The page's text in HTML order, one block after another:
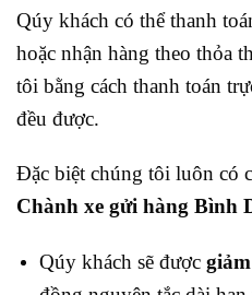
Qúy khách có thể thanh
hoặc nhận hàng theo thỏa
tôi bằng cách thanh toán
đều được.
Đặc biệt chúng tôi luôn có
Chành xe gửi hàng Bình
Qúy khách sẽ được